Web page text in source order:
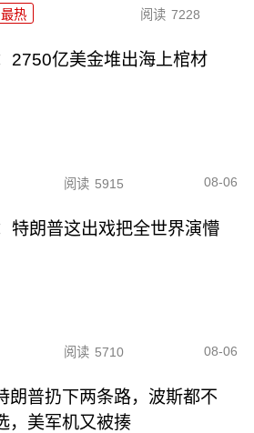
最热 阅读 7228
2750亿美金堆出海上棺材
阅读 5915 08-06
特朗普这出戏把全世界演懵
阅读 5710 08-06
朗普扔下两条路，波斯都不
，美军机又被揍